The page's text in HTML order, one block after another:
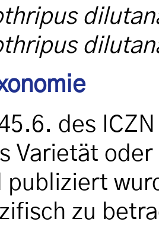
des
Varietät
publiziert
zu